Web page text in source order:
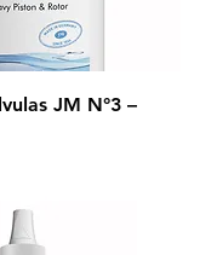
JM N°3 –